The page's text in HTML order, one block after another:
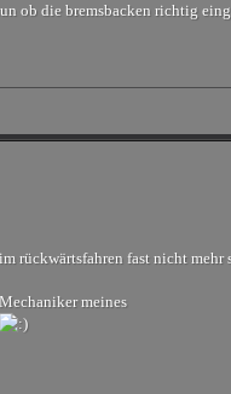
ob die bremsbacken richtig
rückwärtsfahren fast nicht mehr
meines